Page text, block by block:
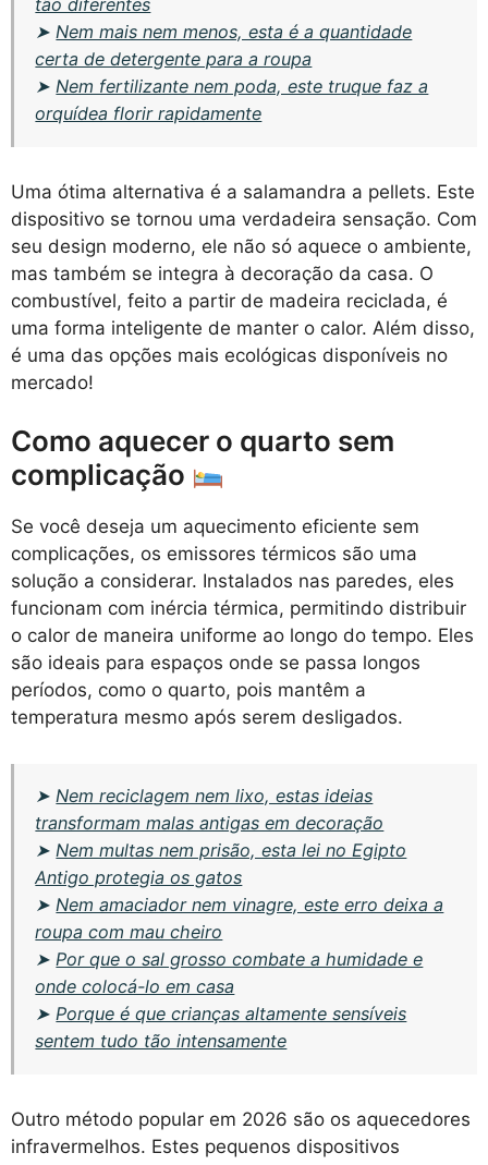
tão diferentes
➤Nem mais nem menos, esta é a quantidade
certa de detergente para a roupa
➤Nem fertilizante nem poda, este truque faz a
orquídea florir rapidamente
Uma ótima alternativa é a salamandra a pellets. Este
dispositivo se tornou uma verdadeira sensação. Com
seu design moderno, ele não só aquece o ambiente,
mas também se integra à decoração da casa. O
combustível, feito a partir de madeira reciclada, é
uma forma inteligente de manter o calor. Além disso,
é uma das opções mais ecológicas disponíveis no
mercado!
Como aquecer o quarto sem
complicação
Se você deseja um aquecimento eficiente sem
complicações, os emissores térmicos são uma
solução a considerar. Instalados nas paredes, eles
funcionam com inércia térmica, permitindo distribuir
o calor de maneira uniforme ao longo do tempo. Eles
são ideais para espaços onde se passa longos
períodos, como o quarto, pois mantêm a
temperatura mesmo após serem desligados.
➤Nem reciclagem nem lixo, estas ideias
transformam malas antigas em decoração
➤Nem multas nem prisão, esta lei no Egipto
Antigo protegia os gatos
➤Nem amaciador nem vinagre, este erro deixa a
roupa com mau cheiro
➤Por que o sal grosso combate a humidade e
onde colocá-lo em casa
➤Porque é que crianças altamente sensíveis
sentem tudo tão intensamente
Outro método popular em 2026 são os aquecedores
infravermelhos. Estes pequenos dispositivos